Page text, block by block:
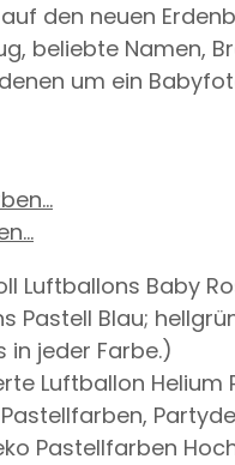
den neuen
beliebte Namen,
um ein
Luftballons
Pastell Blau;
in jeder Farbe.)
Luftballon
Pastellfarben